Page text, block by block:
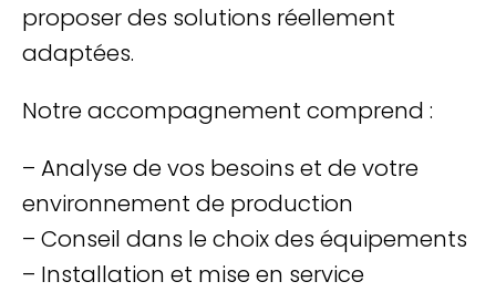
proposer des solutions réellement
adaptées.
Notre accompagnement comprend :
– Analyse de vos besoins et de votre
environnement de production
– Conseil dans le choix des équipements
– Installation et mise en service